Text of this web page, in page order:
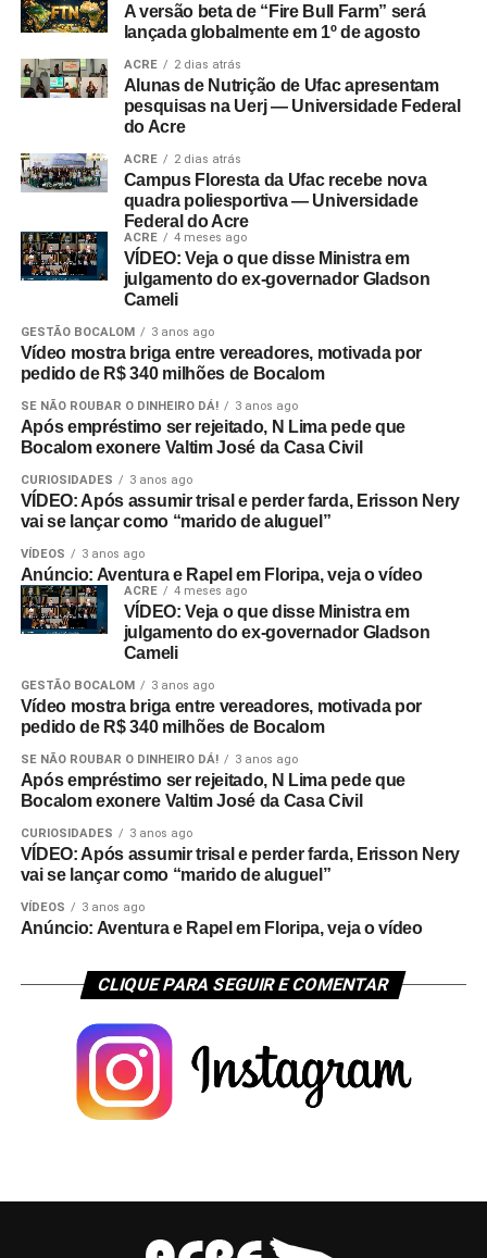
A versão beta de “Fire Bull Farm” será
lançada globalmente em 1º de agosto
ACRE 2 dias atrás
Alunas de Nutrição de Ufac apresentam
pesquisas na Uerj — Universidade Federal
do Acre
ACRE 2 dias atrás
Campus Floresta da Ufac recebe nova
quadra poliesportiva — Universidade
Federal do Acre
ACRE 4 meses ago
VÍDEO: Veja o que disse Ministra em
julgamento do ex-governador Gladson
Cameli
GESTÃO BOCALOM 3 anos ago
Vídeo mostra briga entre vereadores, motivada por
pedido de R$ 340 milhões de Bocalom
SE NÃO ROUBAR O DINHEIRO DÁ! 3 anos ago
Após empréstimo ser rejeitado, N Lima pede que
Bocalom exonere Valtim José da Casa Civil
CURIOSIDADES 3 anos ago
VÍDEO: Após assumir trisal e perder farda, Erisson Nery
vai se lançar como “marido de aluguel”
VÍDEOS 3 anos ago
Anúncio: Aventura e Rapel em Floripa, veja o vídeo
ACRE 4 meses ago
VÍDEO: Veja o que disse Ministra em
julgamento do ex-governador Gladson
Cameli
GESTÃO BOCALOM 3 anos ago
Vídeo mostra briga entre vereadores, motivada por
pedido de R$ 340 milhões de Bocalom
SE NÃO ROUBAR O DINHEIRO DÁ! 3 anos ago
Após empréstimo ser rejeitado, N Lima pede que
Bocalom exonere Valtim José da Casa Civil
CURIOSIDADES 3 anos ago
VÍDEO: Após assumir trisal e perder farda, Erisson Nery
vai se lançar como “marido de aluguel”
VÍDEOS 3 anos ago
Anúncio: Aventura e Rapel em Floripa, veja o vídeo
CLIQUE PARA SEGUIR E COMENTAR